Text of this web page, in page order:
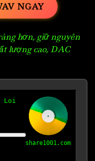
NGAY
hơn, giữ nguyên
lượng cao, DAC
Loi
share1001.com